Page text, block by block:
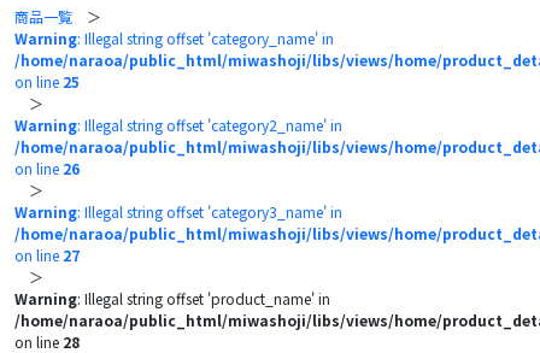
商品一覧 ＞
Warning: Illegal string offset 'category_name' in
/home/naraoa/public_html/miwashoji/libs/views/home/
on line 25
＞
Warning: Illegal string offset 'category2_name' in
/home/naraoa/public_html/miwashoji/libs/views/home/
on line 26
＞
Warning: Illegal string offset 'category3_name' in
/home/naraoa/public_html/miwashoji/libs/views/home/
on line 27
＞
Warning: Illegal string offset 'product_name' in
/home/naraoa/public_html/miwashoji/libs/views/home/
on line 28